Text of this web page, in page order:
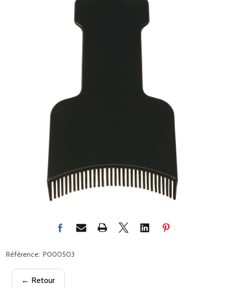
Référence: P000503
← Retour